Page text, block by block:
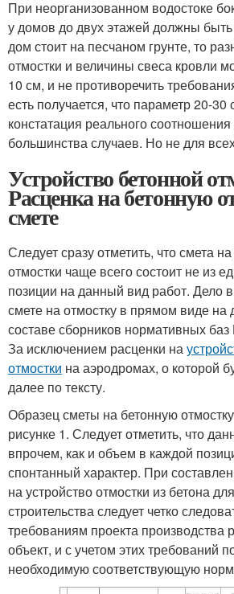
При неорганизованном водостоке
у домов до двух этажей должны
дом стоит на песчаном грунте, то
отмостки и величины свеса кровли
10 см, и не противоречить
есть получается, что параметр 20-
констатация реального
большинства случаев. Но не для
Устройство бетонной
Расценка на бетонную
смете
Следует сразу отметить, что смета
отмостки чаще всего состоит не из
позиции на данный вид работ. Дело
смете на отмостку в прямом виде
составе сборников нормативных
За исключением расценки на
отмостки на аэродромах, о которой
далее по тексту.
Образец сметы на бетонную
рисунке 1. Следует отметить, что
впрочем, как и объем в каждой
спонтанный характер. При
на устройство отмостки из бетона
строительства следует четко
требованиям проекта производства
объект, и с учетом этих требований
необходимую соответствующую